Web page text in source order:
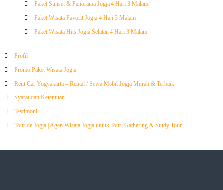
Paket Sunset & Panorama Jogja 4 Hari 3 Malam
Paket Wisata Favorit Jogja 4 Hari 3 Malam
Paket Wisata Hits Jogja Selatan 4 Hari 3 Malam
Profil
Promo Paket Wisata Jogja
Rent Car Yogyakarta – Rental / Sewa Mobil Jogja Murah & Terbaik
Syarat dan Ketentuan
Testimoni
Tour de Jogja | Agen Wisata Jogja untuk Tour, Gathering & Study Tour